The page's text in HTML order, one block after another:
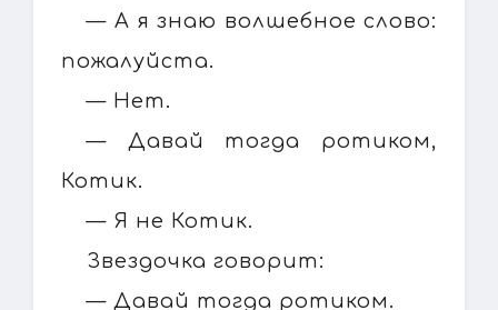
— А я знаю волшебное слово:
пожалуйста.
— Нет.
— Давай тогда ротиком,
Котик.
— Я не Котик.
Звездочка говорит:
— Давай тогда ротиком.